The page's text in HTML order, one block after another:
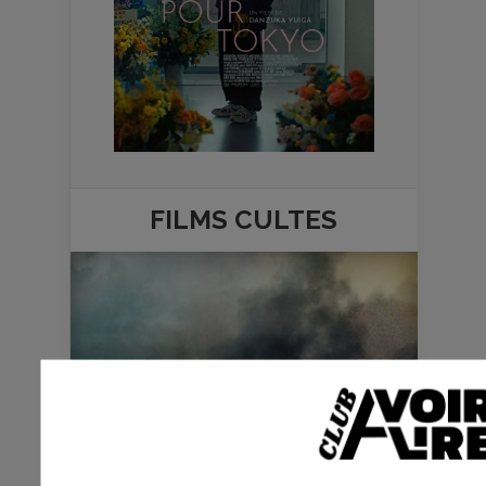
FILMS CULTES
RRR - S. S. RAJAMOULI -